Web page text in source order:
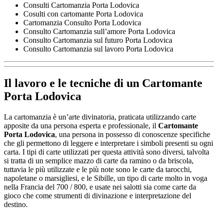
Consulti Cartomanzia Porta Lodovica
Cosulti con cartomante Porta Lodovica
Cartomanzia Consulto Porta Lodovica
Consulto Cartomanzia sull’amore Porta Lodovica
Consulto Cartomanzia sul futuro Porta Lodovica
Consulto Cartomanzia sul lavoro Porta Lodovica
Il lavoro e le tecniche di un Cartomante
Porta Lodovica
La cartomanzia è un’arte divinatoria, praticata utilizzando carte
apposite da una persona esperta e professionale, il Cartomante
Porta Lodovica, una persona in possesso di conoscenze specifiche
che gli permettono di leggere e interpretare i simboli presenti su ogni
carta. I tipi di carte utilizzati per questa attività sono diversi, talvolta
si tratta di un semplice mazzo di carte da ramino o da briscola,
tuttavia le più utilizzate e le più note sono le carte da tarocchi,
napoletane o marsigliesi, e le Sibille, un tipo di carte molto in voga
nella Francia del 700 / 800, e usate nei salotti sia come carte da
gioco che come strumenti di divinazione e interpretazione del
destino.